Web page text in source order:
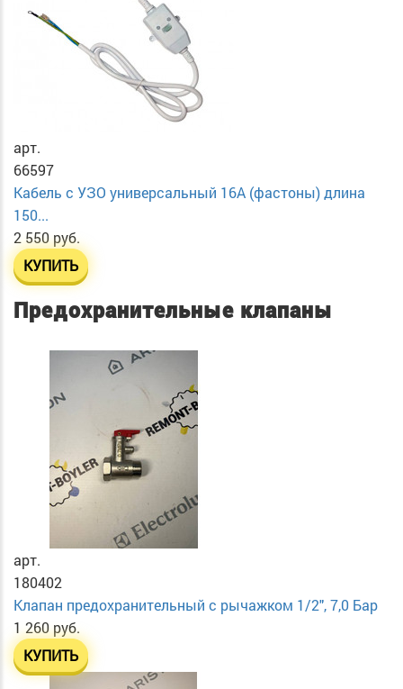
арт.
66597
Кабель с УЗО универсальный 16А (фастоны) длина
150...
2 550 руб.
КУПИТЬ
Предохранительные клапаны
арт.
180402
Клапан предохранительный с рычажком 1/2", 7,0 Бар
1 260 руб.
КУПИТЬ